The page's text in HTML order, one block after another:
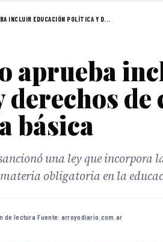
INCLUIR EDUCACIÓN POLÍTICA Y D...
aprueba
de
básica
una ley que incorpora
obligatoria en la
de lectura·Fuente: arroyodiario.com.ar